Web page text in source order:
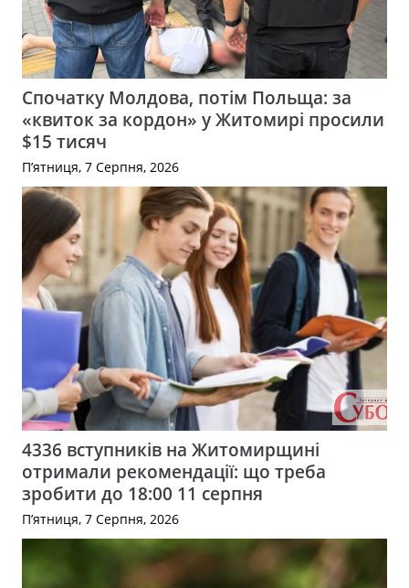
Спочатку Молдова, потім Польща: за
«квиток за кордон» у Житомирі просили
$15 тисяч
П’ятниця, 7 Серпня, 2026
4336 вступників на Житомирщині
отримали рекомендації: що треба
зробити до 18:00 11 серпня
П’ятниця, 7 Серпня, 2026